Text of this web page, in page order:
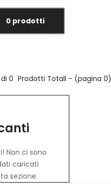
0 prodotti
0 Prodotti Totali - (pagina 0)
Non ci sono
caricati
sezione.